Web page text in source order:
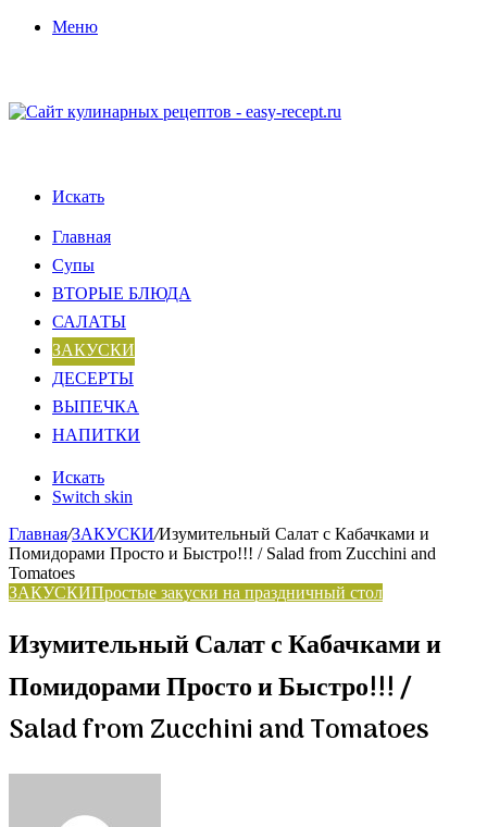
Меню
Искать
Главная
Супы
ВТОРЫЕ БЛЮДА
САЛАТЫ
ЗАКУСКИ
ДЕСЕРТЫ
ВЫПЕЧКА
НАПИТКИ
Искать
Switch skin
Главная/ЗАКУСКИ/Изумительный Салат с Кабачками и
Помидорами Просто и Быстро!!! / Salad from Zucchini and
Tomatoes
ЗАКУСКИПростые закуски на праздничный стол
Изумительный Салат с Кабачками и
Помидорами Просто и Быстро!!! /
Salad from Zucchini and Tomatoes